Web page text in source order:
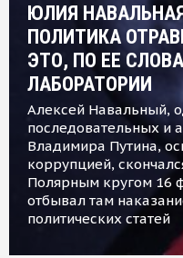
ЮЛИЯ
ПОЛИТИКА
ЭТО, ПО ЕЕ
ЛАБОРАТОРИИ
Алексей Навальный,
последовательных и
Владимира Путина,
коррупцией,
Полярным кругом 16
отбывал там
политических статей